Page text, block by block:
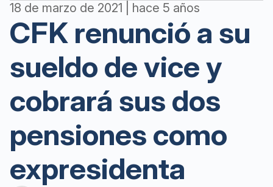
18 de marzo de 2021 | hace 5 años
CFK renunció a su
sueldo de vice y
cobrará sus dos
pensiones como
expresidenta